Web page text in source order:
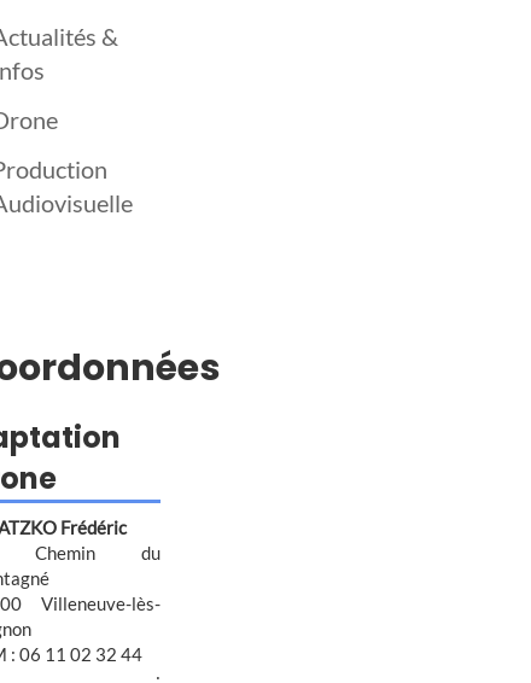
&
Frédéric
Chemin du
Villeneuve-lès-
: 06 11 02 32 44